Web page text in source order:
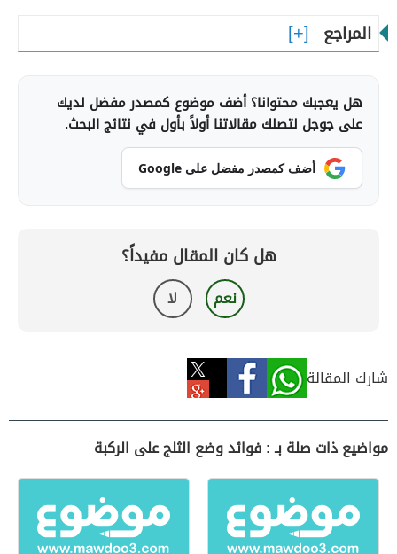
المراجع
هل يعجبك محتوانا؟ أضف موضوع كمصدر مفضل لديك
على جوجل لتصلك مقالاتنا أولاً بأول في نتائج البحث.
أضف كمصدر مفضل على Google
هل كان المقال مفيداً؟
نعم لا
شارك المقالة
مواضيع ذات صلة بـ : فوائد وضع الثلج على الركبة